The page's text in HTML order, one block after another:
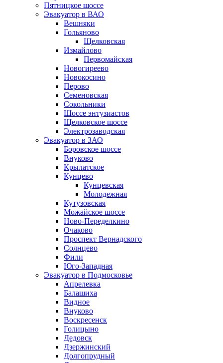
Пятницкое шоссе
Эвакуатор в ВАО
Вешняки
Гольяново
Щелковская
Измайлово
Первомайская
Новогиреево
Новокосино
Перово
Семеновская
Сокольники
Шоссе энтузиастов
Щелковское шоссе
Электрозаводская
Эвакуатор в ЗАО
Боровское шоссе
Внуково
Крылатское
Кунцево
Кунцевская
Молодежная
Кутузовская
Можайское шоссе
Ново-Переделкино
Очаково
Проспект Вернадского
Солнцево
Фили
Юго-Западная
Эвакуатор в Подмосковье
Апрелевка
Балашиха
Видное
Внуково
Воскресенск
Голицыно
Дедовск
Дзержинский
Долгопрудный